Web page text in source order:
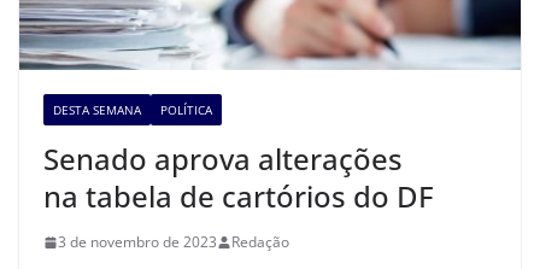
DESTA SEMANA POLÍTICA
Senado aprova alterações
na tabela de cartórios do DF
3 de novembro de 2023 Redação